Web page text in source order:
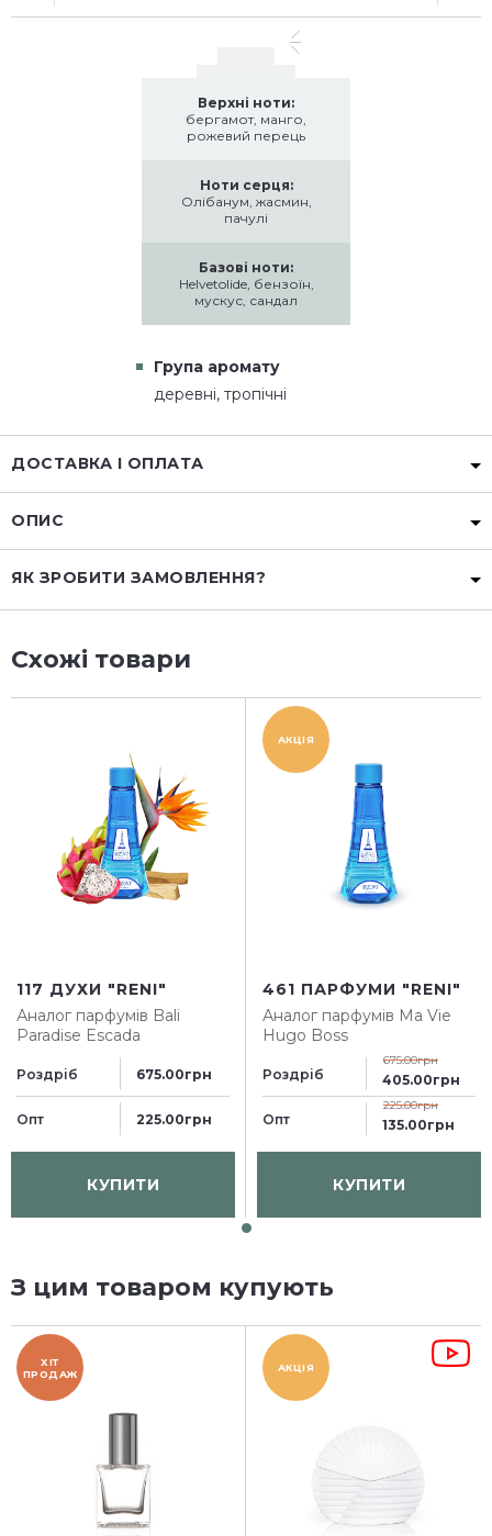
Верхні ноти:
бергамот, манго,
рожевий перець
Ноти серця:
Олібанум, жасмин,
пачулі
Базові ноти:
Helvetolide, бензоїн,
мускус, сандал
Група аромату
деревні, тропічні
ДОСТАВКА І ОПЛАТА
ОПИС
ЯК ЗРОБИТИ ЗАМОВЛЕННЯ?
Схожі товари
117 ДУХИ "RENI"
Аналог парфумів Bali
Paradise Escada
Роздріб 675.00грн
Опт 225.00грн
КУПИТИ
АКЦІЯ
461 ПАРФУМИ "RENI"
Аналог парфумів Ma Vie
Hugo Boss
Роздріб
675.00грн
405.00грн
Опт
225.00грн
135.00грн
КУПИТИ
З цим товаром купують
ХІТ
ПРОДАЖ
АКЦІЯ